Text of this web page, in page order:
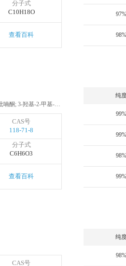
分子式
C10H18O
查看百科
97%
98%
别名: 甲基麦芽酚; 2-甲基-3-羟基-4-吡喃酮; 3-羟基-2-甲基-4-吡喃酮
CAS号
118-71-8
分子式
C6H6O3
查看百科
纯
99%
99%
98%
99%
CAS号
纯
98%